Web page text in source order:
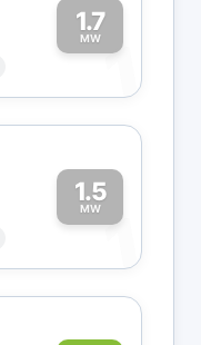
1.7
MW1
1.5
MW1